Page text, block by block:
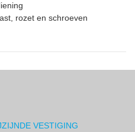
rozet en schroeven
VESTIGING